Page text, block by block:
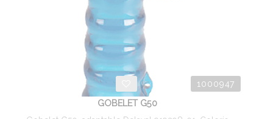
1000947
GOBELET G50